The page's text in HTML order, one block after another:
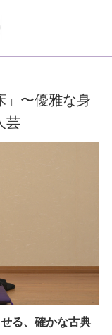
」〜優雅な身
芸